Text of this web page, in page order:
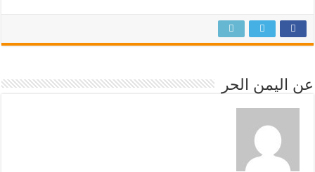
عن اليمن الحر